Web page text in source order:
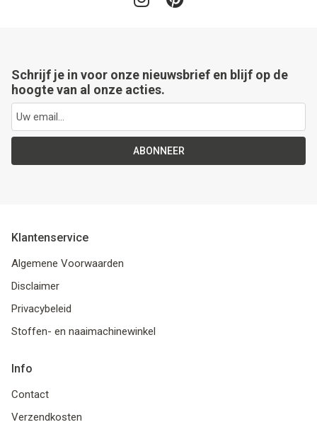
Schrijf je in voor onze nieuwsbrief en blijf op de
hoogte van al onze acties.
ABONNEER
Klantenservice
Algemene Voorwaarden
Disclaimer
Privacybeleid
Stoffen- en naaimachinewinkel
Info
Contact
Verzendkosten